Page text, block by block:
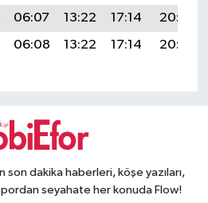
06:07 13:22 17:14
20:27
06:08 13:22 17:14 20:26
dakika haberleri, köşe yazıları,
seyahate her konuda Flow!